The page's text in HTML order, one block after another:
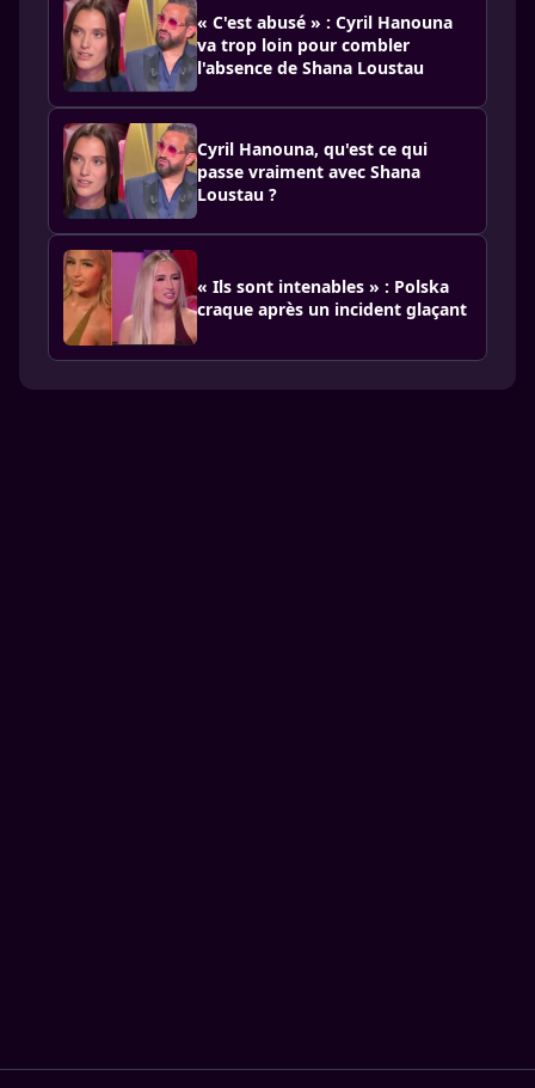
« C'est abusé » : Cyril Hanouna
va trop loin pour combler
l'absence de Shana Loustau
Cyril Hanouna, qu'est ce qui
passe vraiment avec Shana
Loustau ?
« Ils sont intenables » : Polska
craque après un incident glaçant